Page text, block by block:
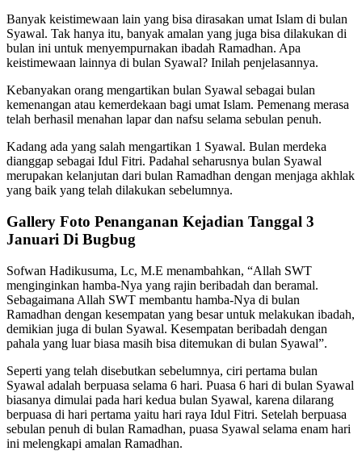
Banyak keistimewaan lain yang bisa dirasakan umat Islam di bulan
Syawal. Tak hanya itu, banyak amalan yang juga bisa dilakukan di
bulan ini untuk menyempurnakan ibadah Ramadhan. Apa
keistimewaan lainnya di bulan Syawal? Inilah penjelasannya.
Kebanyakan orang mengartikan bulan Syawal sebagai bulan
kemenangan atau kemerdekaan bagi umat Islam. Pemenang merasa
telah berhasil menahan lapar dan nafsu selama sebulan penuh.
Kadang ada yang salah mengartikan 1 Syawal. Bulan merdeka
dianggap sebagai Idul Fitri. Padahal seharusnya bulan Syawal
merupakan kelanjutan dari bulan Ramadhan dengan menjaga akhlak
yang baik yang telah dilakukan sebelumnya.
Gallery Foto Penanganan Kejadian Tanggal 3
Januari Di Bugbug
Sofwan Hadikusuma, Lc, M.E menambahkan, “Allah SWT
menginginkan hamba-Nya yang rajin beribadah dan beramal.
Sebagaimana Allah SWT membantu hamba-Nya di bulan
Ramadhan dengan kesempatan yang besar untuk melakukan ibadah,
demikian juga di bulan Syawal. Kesempatan beribadah dengan
pahala yang luar biasa masih bisa ditemukan di bulan Syawal”.
Seperti yang telah disebutkan sebelumnya, ciri pertama bulan
Syawal adalah berpuasa selama 6 hari. Puasa 6 hari di bulan Syawal
biasanya dimulai pada hari kedua bulan Syawal, karena dilarang
berpuasa di hari pertama yaitu hari raya Idul Fitri. Setelah berpuasa
sebulan penuh di bulan Ramadhan, puasa Syawal selama enam hari
ini melengkapi amalan Ramadhan.